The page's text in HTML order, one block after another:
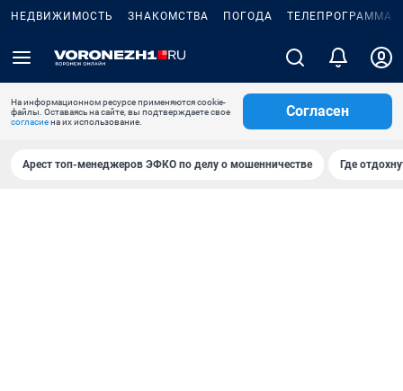
НЕДВИЖИМОСТЬ ЗНАКОМСТВА ПОГОДА ТЕЛЕПРОГРАММА
На информационном ресурсе применяются cookie-
файлы. Оставаясь на сайте, вы подтверждаете свое
согласиена их использование.
Согласен
Арест топ-менеджеров ЭФКО по делу о мошенничестве Где